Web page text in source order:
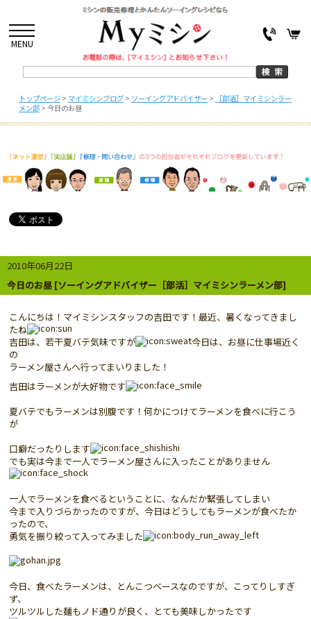
MENU
トップページ> マイミシンブログ> ソーイングアドバイザー>
［部活］マイミシンラー
メン部> 今日のお昼
2010年06月22日
今日のお昼 [ソーイングアドバイザー［部活］マイミシンラーメン部]
こんにちは！マイミシンスタッフの吉田です！最近、暑くなってきまし
たね
吉田は、若干夏バテ気味ですが
今日は、お昼に仕事場近く
の
ラーメン屋さんへ行ってまいりました！
吉田はラーメンが大好物です
夏バテでもラーメンは別腹です！何かにつけてラーメンを食べに行こう
が
口癖だったりします
でも実は今まで一人でラーメン屋さんに入ったことがありません
一人でラーメンを食べるということに、なんだか緊張してしまい
今まで入りづらかったのですが、今日はどうしてもラーメンが食べたか
ったので、
勇気を振り絞って入ってみました
今日、食べたラーメンは、とんこつベースなのですが、こってりしすぎ
ず、
ツルツルした麺もノド通りが良く、とても美味しかったです